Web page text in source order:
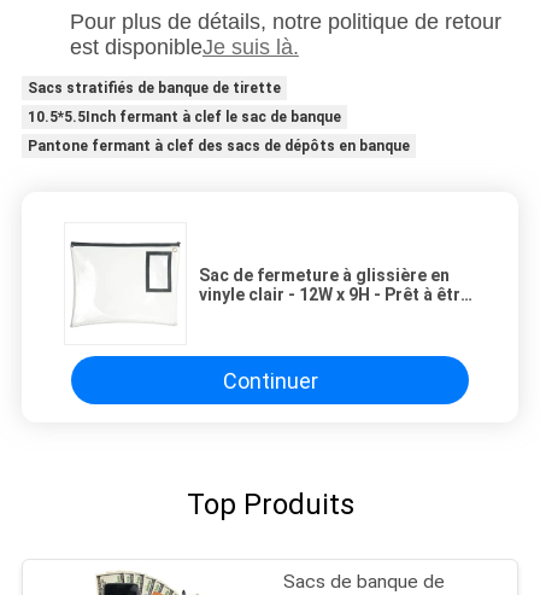
Pour plus de détails, notre politique de retour
est disponibleJe suis là.
Sacs stratifiés de banque de tirette
10.5*5.5Inch fermant à clef le sac de banque
Pantone fermant à clef des sacs de dépôts en banque
Sac de fermeture à glissière en
vinyle clair - 12W x 9H - Prêt à être
Continuer
Top Produits
Sacs de banque de